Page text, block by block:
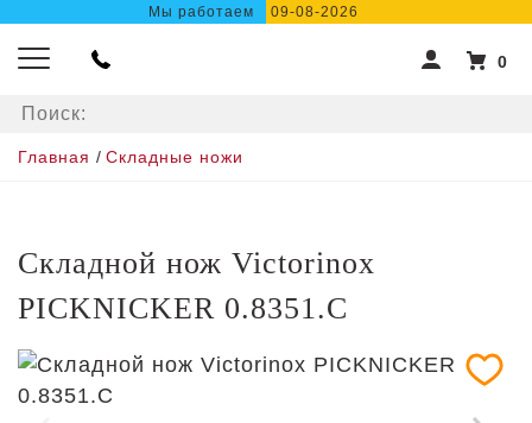
Мы работаем 09-08-2026
0
Главная / Складные ножи
Складной нож Victorinox
PICKNICKER 0.8351.C